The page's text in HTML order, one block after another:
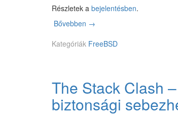
e
K
R
Részletek a bejelentésben.
Bővebben F
e
D
1
1
→
Kategóriák FreeBSD
The Stack Clash
biztonsági